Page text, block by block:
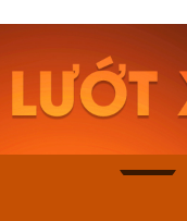
Casio Nam
115D-
2.823.000₫
2.399.550₫
Mua ngay